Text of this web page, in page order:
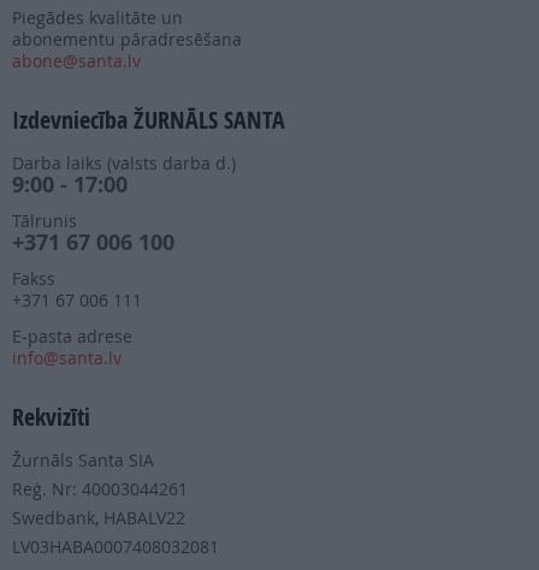
Piegādes kvalitāte un
abonementu pāradresēšana
abone@santa.lv
Izdevniecība ŽURNĀLS SANTA
Darba laiks (valsts darba d.)
9:00 - 17:00
Tālrunis
+371 67 006 100
Fakss
+371 67 006 111
E-pasta adrese
info@santa.lv
Rekvizīti
Žurnāls Santa SIA
Reģ. Nr: 40003044261
Swedbank, HABALV22
LV03HABA0007408032081